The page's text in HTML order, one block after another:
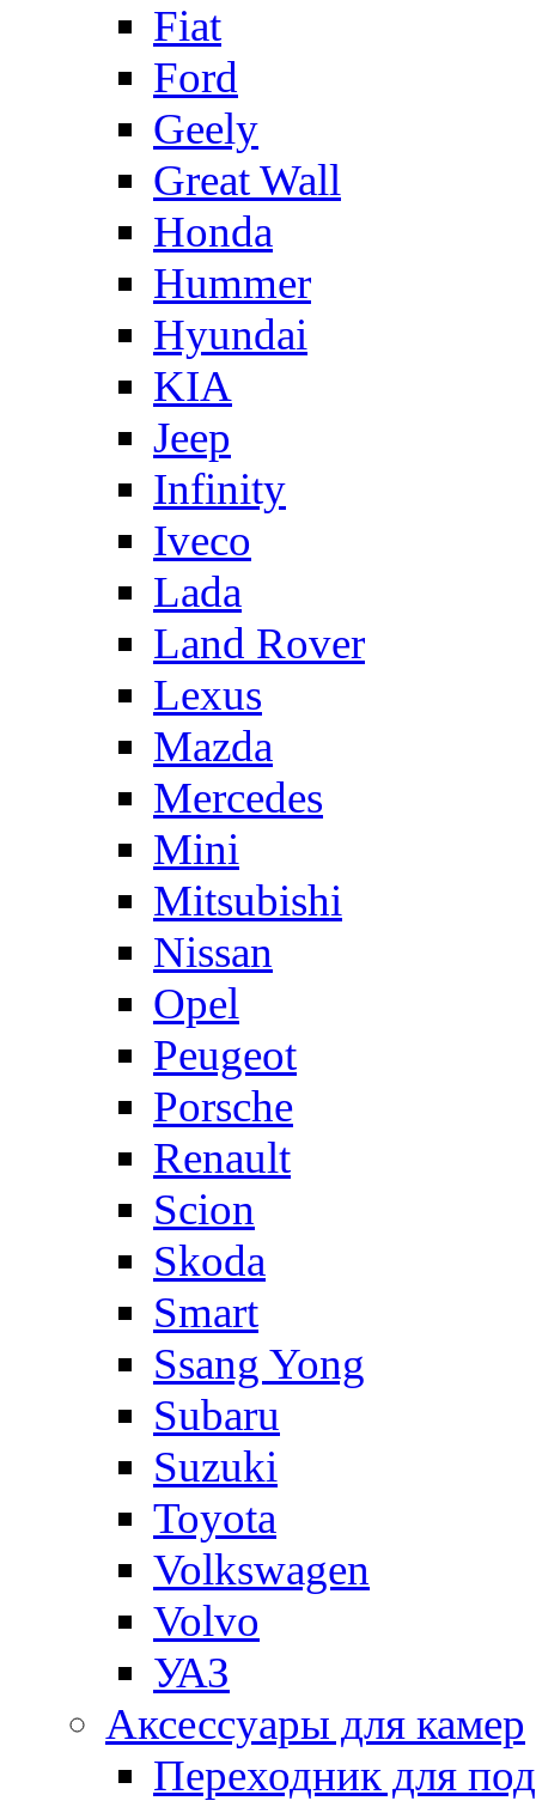
Fiat
Ford
Geely
Great Wall
Honda
Hummer
Hyundai
KIA
Jeep
Infinity
Iveco
Lada
Land Rover
Lexus
Mazda
Mercedes
Mini
Mitsubishi
Nissan
Opel
Peugeot
Porsche
Renault
Scion
Skoda
Smart
Ssang Yong
Subaru
Suzuki
Toyota
Volkswagen
Volvo
УАЗ
Аксессуары для камер
Переходник для